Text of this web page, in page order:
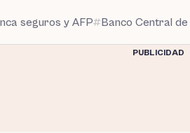
seguros y AFP Banco Central
PUBLICIDAD